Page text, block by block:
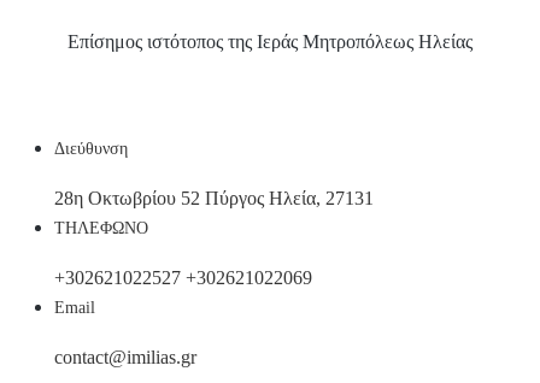
Επίσημος ιστότοπος της Ιεράς Μητροπόλεως Ηλείας
Διεύθυνση
28η Οκτωβρίου 52 Πύργος Ηλεία, 27131
ΤΗΛΕΦΩΝΟ
+302621022527 +302621022069
Email
contact@imilias.gr